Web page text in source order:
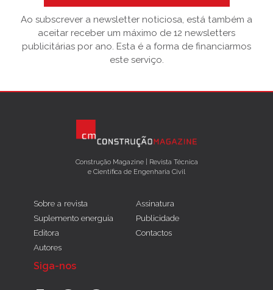
Ao subscrever a newsletter noticiosa, está também a
aceitar receber um máximo de 12 newsletters
publicitárias por ano. Esta é a forma de financiarmos
este serviço.
Construção Magazine | Revista Técnica
e Científica de Engenharia Civil
Sobre a revista
Suplemento energuia
Editora
Autores
Assinatura
Publicidade
Contactos
Siga-nos